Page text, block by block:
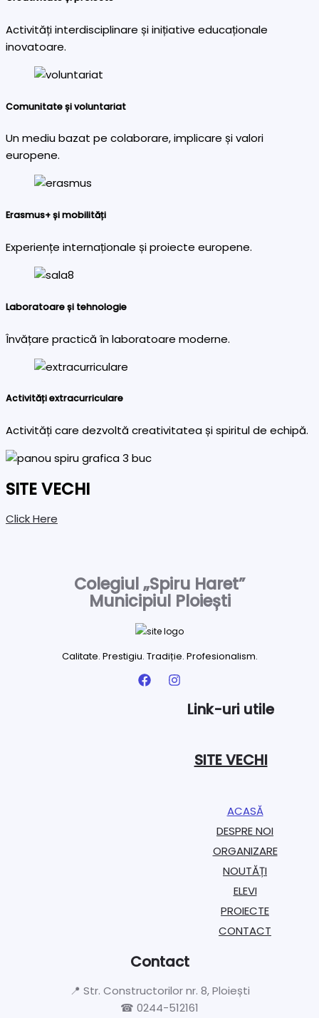
Activități interdisciplinare și inițiative educaționale
inovatoare.
Comunitate și voluntariat
Un mediu bazat pe colaborare, implicare și valori
europene.
Erasmus+ și mobilități
Experiențe internaționale și proiecte europene.
Laboratoare și tehnologie
Învățare practică în laboratoare moderne.
Activități extracurriculare
Activități care dezvoltă creativitatea și spiritul de echipă.
SITE VECHI
Click Here
Colegiul „Spiru Haret”
Municipiul Ploiești
Calitate. Prestigiu. Tradiție. Profesionalism.
Link-uri utile
SITE VECHI
ACASĂ
DESPRE NOI
ORGANIZARE​
NOUTĂȚI
ELEVI
PROIECTE​
CONTACT
Contact
📍 Str. Constructorilor nr. 8, Ploiești
☎ 0244-512161